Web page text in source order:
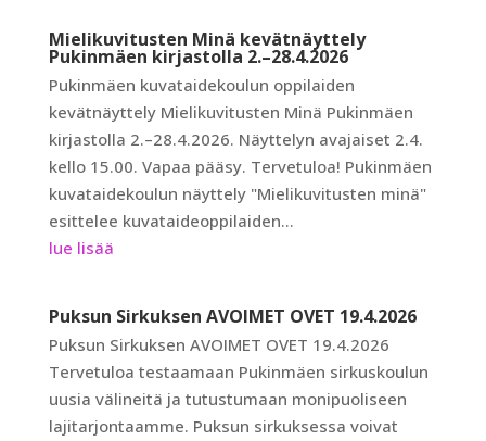
Mielikuvitusten Minä kevätnäyttely
Pukinmäen kirjastolla 2.–28.4.2026
Pukinmäen kuvataidekoulun oppilaiden
kevätnäyttely Mielikuvitusten Minä Pukinmäen
kirjastolla 2.–28.4.2026. Näyttelyn avajaiset 2.4.
kello 15.00. Vapaa pääsy. Tervetuloa! Pukinmäen
kuvataidekoulun näyttely "Mielikuvitusten minä"
esittelee kuvataideoppilaiden...
lue lisää
Puksun Sirkuksen AVOIMET OVET 19.4.2026
Puksun Sirkuksen AVOIMET OVET 19.4.2026
Tervetuloa testaamaan Pukinmäen sirkuskoulun
uusia välineitä ja tutustumaan monipuoliseen
lajitarjontaamme. Puksun sirkuksessa voivat